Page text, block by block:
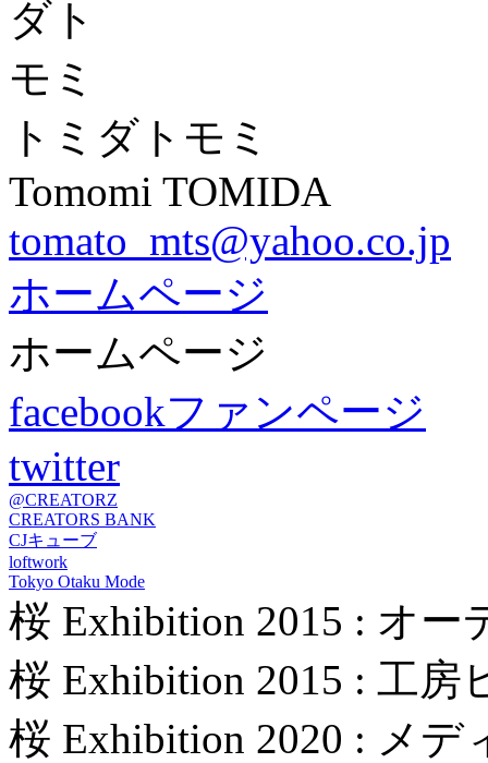
トミダトモミ
Tomomi TOMIDA
tomato_mts@yahoo.co.jp
ホームページ
ホームページ
facebookファンページ
twitter
@CREATORZ
CREATORS BANK
CJキューブ
loftwork
Tokyo Otaku Mode
桜 Exhibition 2015 : オー
桜 Exhibition 2015 : 工房
桜 Exhibition 2020 : メ